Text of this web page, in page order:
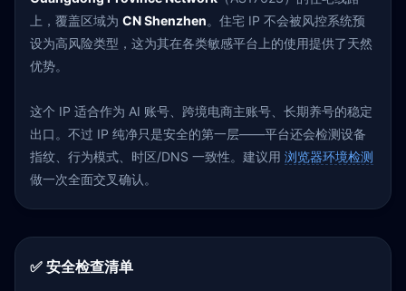
上，覆盖区域为 CN Shenzhen。住宅 IP 不会被风控系统预
设为高风险类型，这为其在各类敏感平台上的使用提供了天然
优势。
这个 IP 适合作为 AI 账号、跨境电商主账号、长期养号的稳定
出口。不过 IP 纯净只是安全的第一层——平台还会检测设备
指纹、行为模式、时区/DNS 一致性。建议用 浏览器环境检测
做一次全面交叉确认。
✅ 安全检查清单